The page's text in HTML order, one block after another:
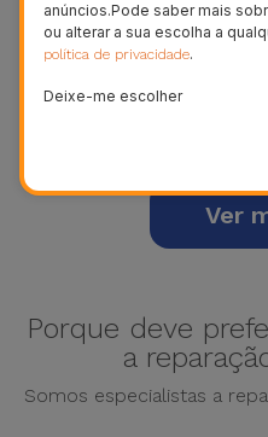
Ver
Porque deve
a
Somos especialistas a
anúncios.Pode saber mais
ou alterar a sua escolha a
política de privacidade.
Deixe-me escolher